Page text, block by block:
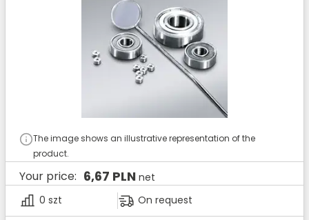
The image shows an illustrative representation of the
product.
Your price: 6,67 PLN net
0 szt
On request